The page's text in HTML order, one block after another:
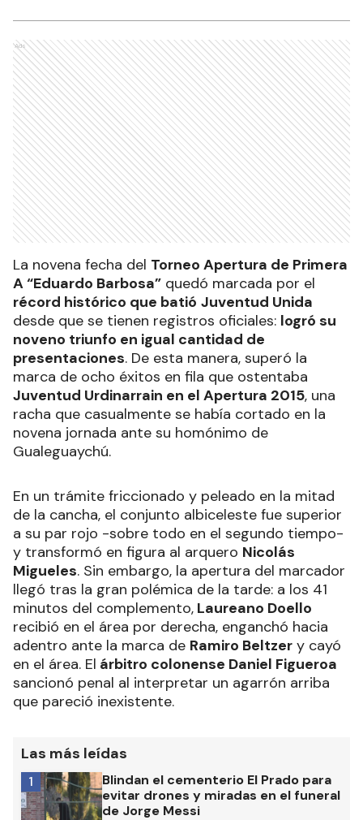
Ads
La novena fecha del Torneo Apertura de Primera
A “Eduardo Barbosa” quedó marcada por el
récord histórico que batió Juventud Unida
desde que se tienen registros oficiales: logró su
noveno triunfo en igual cantidad de
presentaciones. De esta manera, superó la
marca de ocho éxitos en fila que ostentaba
Juventud Urdinarrain en el Apertura 2015, una
racha que casualmente se había cortado en la
novena jornada ante su homónimo de
Gualeguaychú.
En un trámite friccionado y peleado en la mitad
de la cancha, el conjunto albiceleste fue superior
a su par rojo -sobre todo en el segundo tiempo-
y transformó en figura al arquero Nicolás
Migueles. Sin embargo, la apertura del marcador
llegó tras la gran polémica de la tarde: a los 41
minutos del complemento, Laureano Doello
recibió en el área por derecha, enganchó hacia
adentro ante la marca de Ramiro Beltzer y cayó
en el área. El árbitro colonense Daniel Figueroa
sancionó penal al interpretar un agarrón arriba
que pareció inexistente.
Las más leídas
Blindan el cementerio El Prado para
evitar drones y miradas en el funeral
de Jorge Messi
1